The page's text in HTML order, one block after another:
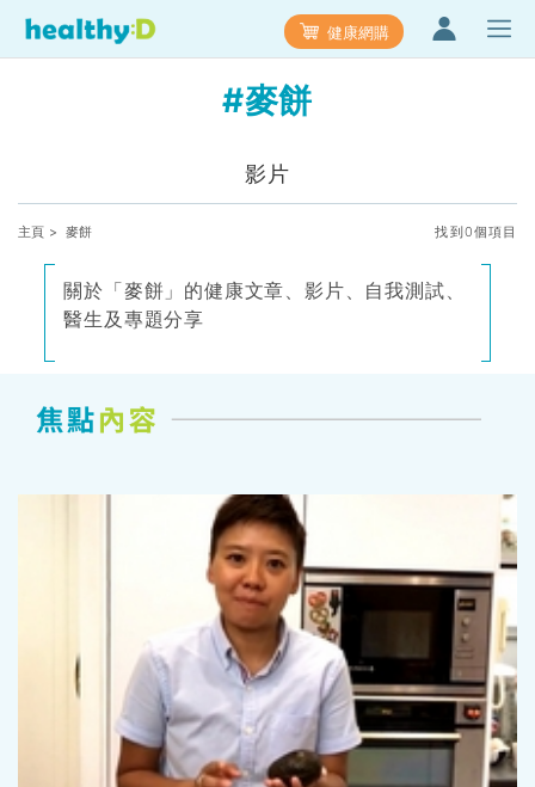
健康網購
#麥餅
影片
主頁 > 麥餅 找到0個項目
關於「麥餅」的健康文章、影片、自我測試、
醫生及專題分享